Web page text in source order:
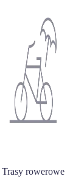
Trasy rowerowe